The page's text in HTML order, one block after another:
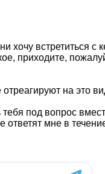
хочу встретиться
приходите,
на это
под вопрос
мне в